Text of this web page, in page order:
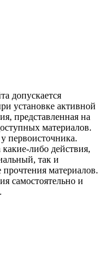
допускается
установке активной
представленная на
материалов.
первоисточника.
какие-либо действия,
так и
материалов.
самостоятельно и